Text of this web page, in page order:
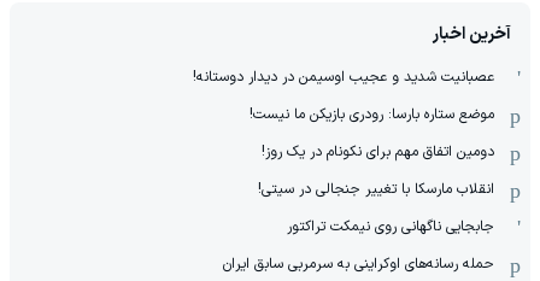
آخرین اخبار
عصبانیت شدید و عجیب اوسیمن در دیدار دوستانه!
موضع ستاره بارسا: رودری بازیکن ما نیست!
دومین اتفاق مهم برای نکونام در یک روز!
انقلاب مارسکا با تغییر جنجالی در سیتی!
جابجایی ناگهانی روی نیمکت تراکتور
حمله رسانه‌های اوکراینی به سرمربی سابق ایران